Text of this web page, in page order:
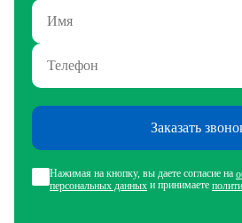
Заказать
Нажимая на кнопку, вы даете согласие на
персональных данных и принимаете